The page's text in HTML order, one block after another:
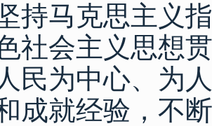
持马克思主义
社会主义思想
民为中心、为
成就经验，不